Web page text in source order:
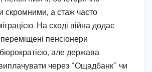
скромними, а стаж часто
На сході війна додає
пенсіонери
але держава
через “Ощадбанк” чи